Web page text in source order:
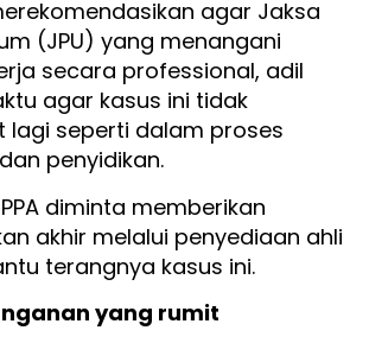
agar Jaksa
(JPU) yang menangani
secara professional, adil
agar kasus ini tidak
lagi seperti dalam proses
penyidikan.
diminta memberikan
akhir melalui penyediaan ahli
terangnya kasus ini.
yang rumit